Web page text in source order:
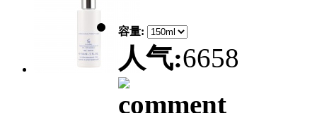
容量:
人气:6658